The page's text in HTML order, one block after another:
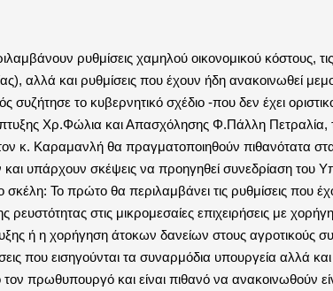
ρυθμίσεις χαμηλού οικονομικού κόστους,
αλλά και ρυθμίσεις που έχουν ήδη ανακοινωθεί
το κυβερνητικό σχέδιο -που δεν έχει
Χρ.Φώλια και Απασχόλησης Φ.Πάλλη Πετραλία,
κ. Καραμανλή θα πραγματοποιηθούν πιθανότατα
υπάρχουν σκέψεις να προηγηθεί συνεδρίαση του
Το πρώτο θα περιλαμβάνει τις ρυθμίσεις που
ρευστότητας στις μικρομεσαίες επιχειρήσεις με
ή η χορήγηση άτοκων δανείων στους αγροτικούς
που εισηγούνται τα συναρμόδια υπουργεία αλλά και
πρωθυπουργό και είναι πιθανό να ανακοινωθούν